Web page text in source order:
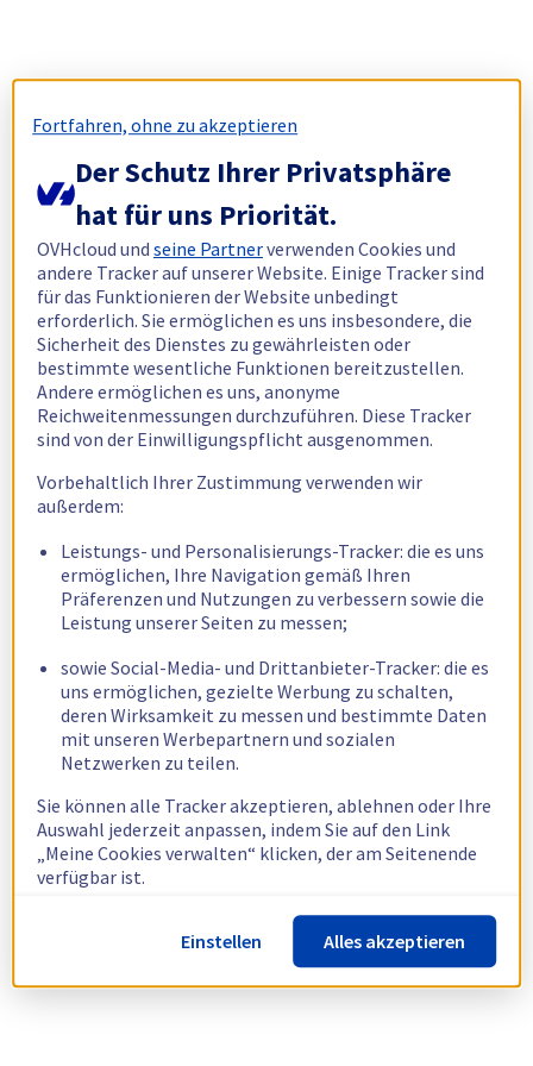
Fortfahren, ohne zu akzeptieren
Der Schutz Ihrer Privatsphäre
hat für uns Priorität.
OVHcloud undseine Partnerverwenden Cookies und
andere Tracker auf unserer Website. Einige Tracker sind
für das Funktionieren der Website unbedingt
erforderlich. Sie ermöglichen es uns insbesondere, die
Sicherheit des Dienstes zu gewährleisten oder
bestimmte wesentliche Funktionen bereitzustellen.
Andere ermöglichen es uns, anonyme
Reichweitenmessungen durchzuführen. Diese Tracker
sind von der Einwilligungspflicht ausgenommen.
Vorbehaltlich Ihrer Zustimmung verwenden wir
außerdem:
Leistungs- und Personalisierungs-Tracker: die es uns
ermöglichen, Ihre Navigation gemäß Ihren
Präferenzen und Nutzungen zu verbessern sowie die
Leistung unserer Seiten zu messen;
sowie Social-Media- und Drittanbieter-Tracker: die es
uns ermöglichen, gezielte Werbung zu schalten,
deren Wirksamkeit zu messen und bestimmte Daten
mit unseren Werbepartnern und sozialen
Netzwerken zu teilen.
Sie können alle Tracker akzeptieren, ablehnen oder Ihre
Auswahl jederzeit anpassen, indem Sie auf den Link
„Meine Cookies verwalten“ klicken, der am Seitenende
verfügbar ist.
Weitere Informationen finden Sie in unsererRichtlinie
zur Verwendung von Cookies.
Einstellen Alles akzeptieren